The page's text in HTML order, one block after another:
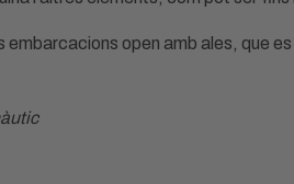
open amb ales, que